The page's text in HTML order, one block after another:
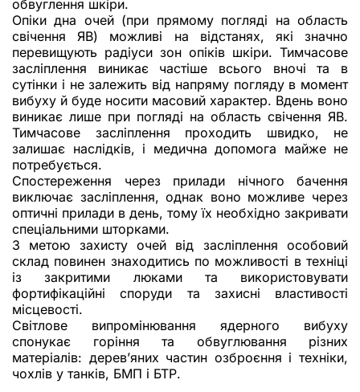
обвуглення шкіри.
Опіки дна очей (при прямому погляді на область
свічення ЯВ) можливі на відстанях, які значно
перевищують радіуси зон опіків шкіри. Тимчасове
засліплення виникає частіше всього вночі та в
сутінки і не залежить від напряму погляду в момент
вибуху й буде носити масовий характер. Вдень воно
виникає лише при погляді на область свічення ЯВ.
Тимчасове засліплення проходить швидко, не
залишає наслідків, і медична допомога майже не
потребується.
Спостереження через прилади нічного бачення
виключає засліплення, однак воно можливе через
оптичні прилади в день, тому їх необхідно закривати
спеціальними шторками.
З метою захисту очей від засліплення особовий
склад повинен знаходитись по можливості в техніці
із закритими люками та використовувати
фортифікаційні споруди та захисні властивості
місцевості.
Світлове випромінювання ядерного вибуху
спонукає горіння та обвуглювання різних
матеріалів: дерев’яних частин озброєння і техніки,
чохлів у танків, БМП і БТР.